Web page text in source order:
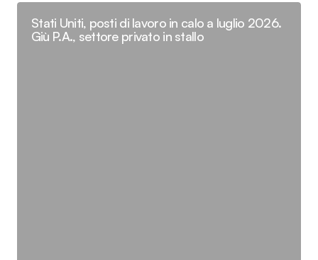
Stati Uniti, posti di lavoro in calo a luglio 2026.
Giù P.A., settore privato in stallo